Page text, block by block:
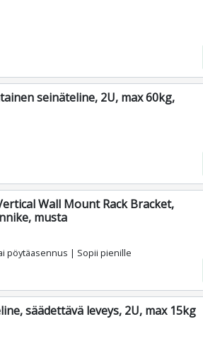
seinäteline, 2U, max 60kg,
Wall Mount Rack Bracket,
musta
pöytäasennus | Sopii pienille
säädettävä leveys, 2U, max 15kg